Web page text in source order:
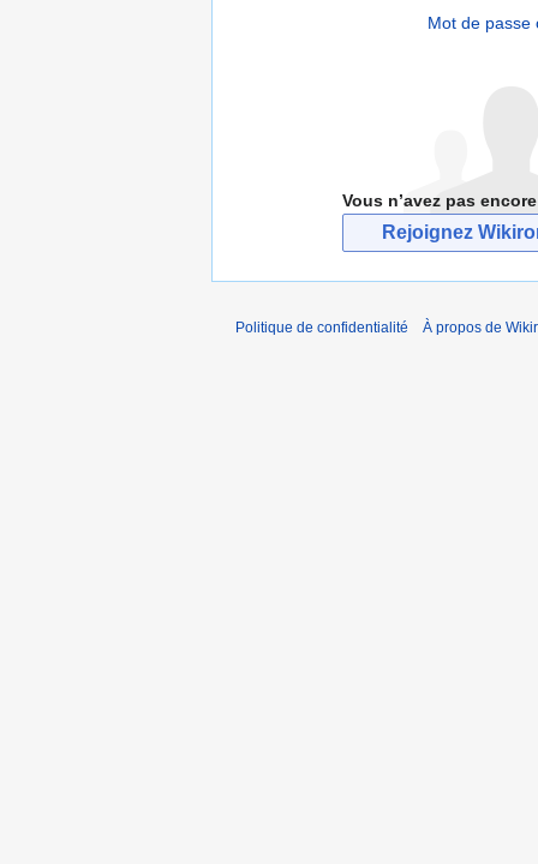
Mot de passe
Vous n’avez pas
Rejoignez
Politique de confidentialité À propos de